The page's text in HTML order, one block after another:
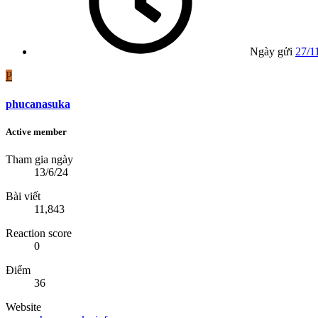
Ngày gửi 27/
P
phucanasuka
Active member
Tham gia ngày
13/6/24
Bài viết
11,843
Reaction score
0
Điểm
36
Website